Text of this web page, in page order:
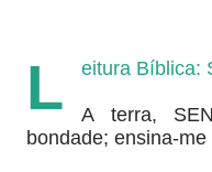
L eitura Bíblica:
A terra,
bondade; ensina-